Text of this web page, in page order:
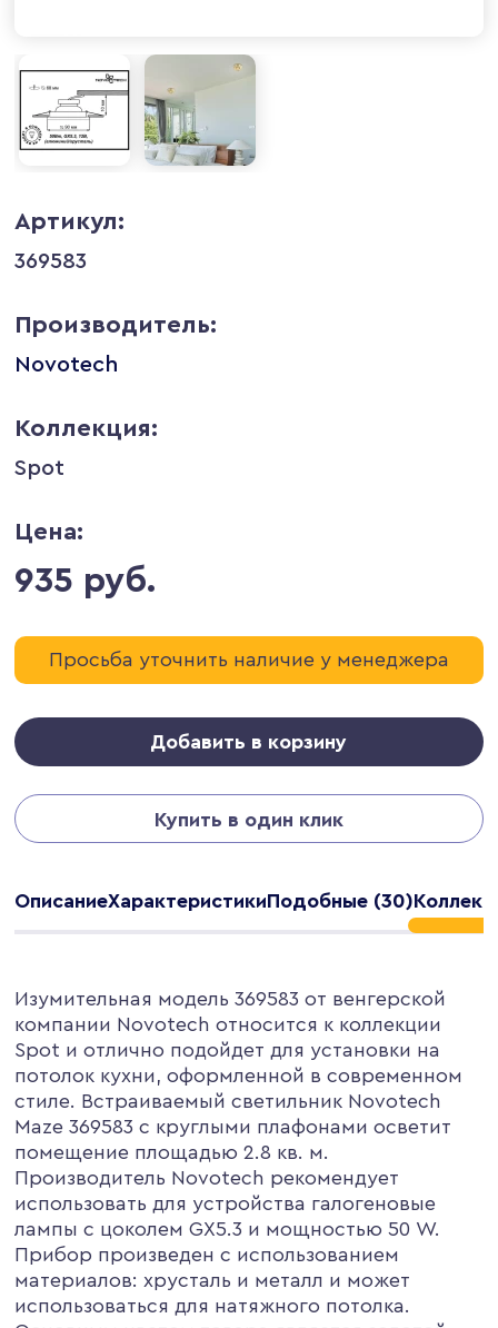
Артикул:
369583
Производитель:
Novotech
Коллекция:
Spot
Цена:
935 руб.
Просьба уточнить наличие у менеджера
Добавить в корзину
Купить в один клик
ОписаниеХарактеристикиПодобные (30)
Изумительная модель 369583 от венгерской
компании Novotech относится к коллекции
Spot и отлично подойдет для установки на
потолок кухни, оформленной в современном
стиле. Встраиваемый светильник Novotech
Maze 369583 с круглыми плафонами осветит
помещение площадью 2.8 кв. м.
Производитель Novotech рекомендует
использовать для устройства галогеновые
лампы с цоколем GX5.3 и мощностью 50 W.
Прибор произведен с использованием
материалов: хрусталь и металл и может
использоваться для натяжного потолка.